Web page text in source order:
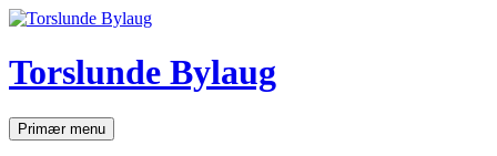
Hop
indhold
Torslunde Bylaug
SøgPrimær menu